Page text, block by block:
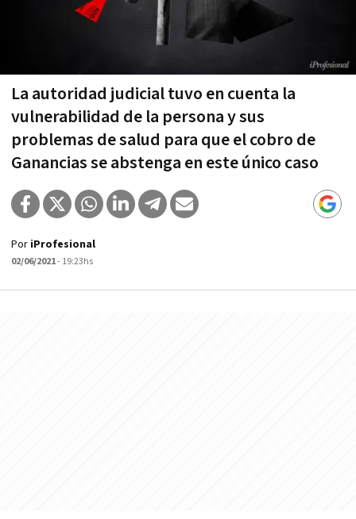
La autoridad judicial tuvo en cuenta la
vulnerabilidad de la persona y sus
problemas de salud para que el cobro de
Ganancias se abstenga en este único caso
Por iProfesional
02/06/2021- 19:23hs